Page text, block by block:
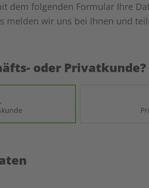
dem folgenden Formular Ihre
melden wir uns bei Ihnen und
oder Privatkunde?